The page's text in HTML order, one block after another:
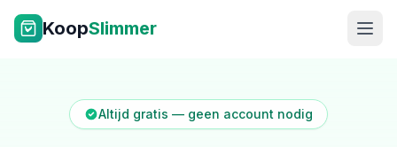
Ga naar inhoud
KoopSlimmer
Altijd gratis — geen account nodig